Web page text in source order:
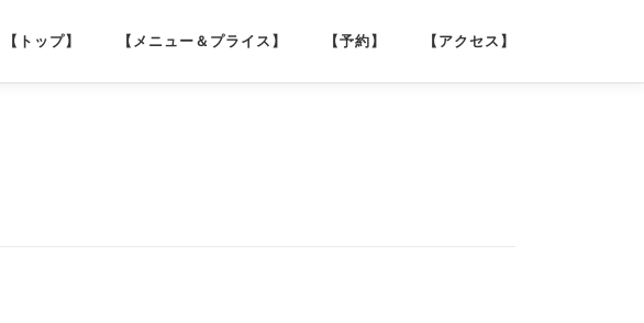
【トップ】 【メニュー＆プライス】 【予約】 【アクセス】